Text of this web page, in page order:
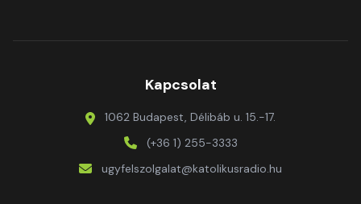
Kapcsolat
1062 Budapest, Délibáb u. 15.-17.
(+36 1) 255-3333
ugyfelszolgalat@katolikusradio.hu